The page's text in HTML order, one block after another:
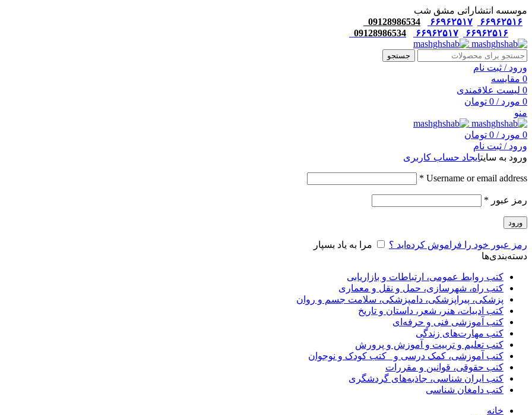
موسسه انتشاراتی مشق شب
۶۶۹۶۲۵۱۶
۶۶۹۶۲۵۱۷
09128986534
۶۶۹۶۲۵۱۶
۶۶۹۶۲۵۱۷ 09128986534
جستجو
ورود / ثبت نام
0 مقایسه
0 لیست علاقمندی
0 مورد /
0 تومان
منو
0 مورد /
0 تومان
ورود / ثبت نام
ورود به سایتایجاد حساب کاربری
Username or email address
*
رمز عبور *
ورود
رمز عبور خود را فراموش کرده‌اید ؟
مرا به یاد بسپار
دسته‌بندی‌ها
کتب روابط عمومی، ارتباطات و بازاریابی
کتب راه، شهرسازی، حمل و نقل و معماری
پزشکی، پیراپزشکی، دامپزشکی، سلامت جسم و روان
کتب ادبیات، هنر، شعر، داستان و تاریخ
کتب آموزشی فنی و حرفه‌ای
کتب مهارت‌های زندگی
کتب تعلیم و تربیت و آموزش و پرورش
کتب آموزشی، کمک درسی و _کتب کودک و نوجوان
کتب حقوقی، قوانین و مقررات
کتب ایران شناسی، جاذبه‌های گردشگری
کتب دامغان شناسی
خانه